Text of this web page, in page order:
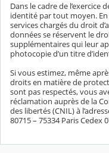
Dans le cadre de
identité par tout moyen.
services chargés du droit
données se réservent le
supplémentaires qui leur
photocopie d’un titre
Si vous estimez, même
droits en matière de
sont pas respectés, vous
réclamation auprès de la
des libertés (CNIL) à
80715 – 75334 Paris Cedex